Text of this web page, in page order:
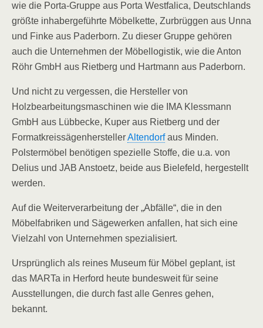
wie die Porta-Gruppe aus Porta Westfalica, Deutschlands
größte inhabergeführte Möbelkette, Zurbrüggen aus Unna
und Finke aus Paderborn. Zu dieser Gruppe gehören
auch die Unternehmen der Möbellogistik, wie die Anton
Röhr GmbH aus Rietberg und Hartmann aus Paderborn.
Und nicht zu vergessen, die Hersteller von
Holzbearbeitungsmaschinen wie die IMA Klessmann
GmbH aus Lübbecke, Kuper aus Rietberg und der
FormatkreissägenherstellerAltendorfaus Minden.
Polstermöbel benötigen spezielle Stoffe, die u.a. von
Delius und JAB Anstoetz, beide aus Bielefeld, hergestellt
werden.
Auf die Weiterverarbeitung der „Abfälle“, die in den
Möbelfabriken und Sägewerken anfallen, hat sich eine
Vielzahl von Unternehmen spezialisiert.
Ursprünglich als reines Museum für Möbel geplant, ist
das MARTa in Herford heute bundesweit für seine
Ausstellungen, die durch fast alle Genres gehen,
bekannt.